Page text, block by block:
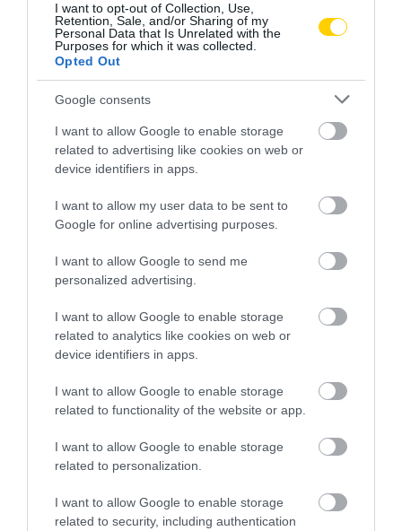
I want to opt-out of Collection, Use,
Retention, Sale, and/or Sharing of my
Personal Data that Is Unrelated with the
Purposes for which it was collected.
Opted Out
Google consents
I want to allow Google to enable storage
related to advertising like cookies on web or
device identifiers in apps.
I want to allow my user data to be sent to
Google for online advertising purposes.
I want to allow Google to send me
personalized advertising.
I want to allow Google to enable storage
related to analytics like cookies on web or
device identifiers in apps.
I want to allow Google to enable storage
related to functionality of the website or app.
I want to allow Google to enable storage
related to personalization.
I want to allow Google to enable storage
related to security, including authentication
LÁTVÁNYOSSÁG
NÉPI NAPTÁR NYOMÁBAN:
LŐRINC A DINNYÉBEN,
NAGYBOLDOGASSZONY
SÓHAJA
VIHARHOZÓ ILLÉS, JAKAB
JELEI, ANNA NAPJA ÉS A NYÁR